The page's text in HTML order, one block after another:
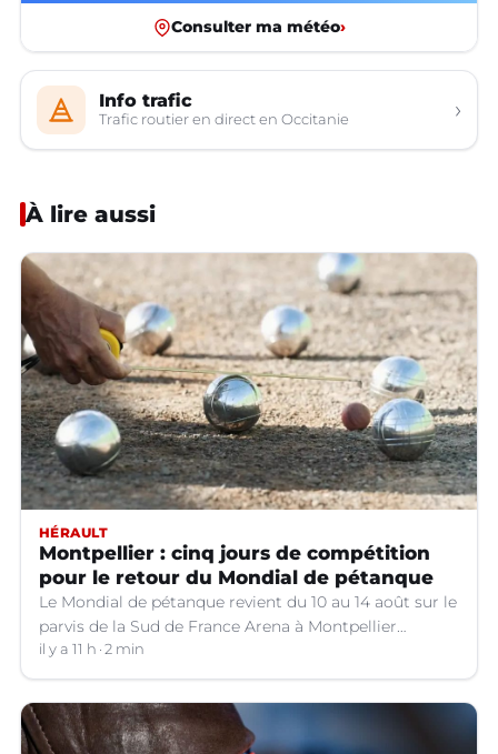
Consulter ma météo›
Info trafic
Trafic routier en direct en Occitanie ›
À lire aussi
HÉRAULT
Montpellier : cinq jours de compétition
pour le retour du Mondial de pétanque
Le Mondial de pétanque revient du 10 au 14 août sur le
parvis de la Sud de France Arena à Montpellier
(Hérault).
il y a 11 h 2 min